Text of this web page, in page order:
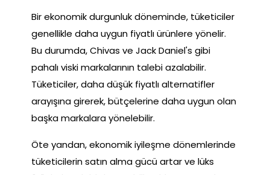
Bir ekonomik durgunluk döneminde, tüketiciler
genellikle daha uygun fiyatlı ürünlere yönelir.
Bu durumda, Chivas ve Jack Daniel's gibi
pahalı viski markalarının talebi azalabilir.
Tüketiciler, daha düşük fiyatlı alternatifler
arayışına girerek, bütçelerine daha uygun olan
başka markalara yönelebilir.
Öte yandan, ekonomik iyileşme dönemlerinde
tüketicilerin satın alma gücü artar ve lüks